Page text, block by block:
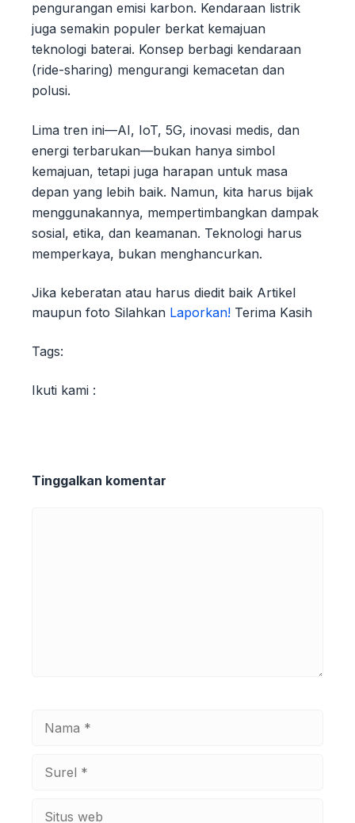
pengurangan emisi karbon. Kendaraan listrik
juga semakin populer berkat kemajuan
teknologi baterai. Konsep berbagi kendaraan
(ride-sharing) mengurangi kemacetan dan
polusi.
Lima tren ini—AI, IoT, 5G, inovasi medis, dan
energi terbarukan—bukan hanya simbol
kemajuan, tetapi juga harapan untuk masa
depan yang lebih baik. Namun, kita harus bijak
menggunakannya, mempertimbangkan dampak
sosial, etika, dan keamanan. Teknologi harus
memperkaya, bukan menghancurkan.
Jika keberatan atau harus diedit baik Artikel
maupun foto Silahkan Laporkan! Terima Kasih
Tags:
Ikuti kami :
Tinggalkan komentar